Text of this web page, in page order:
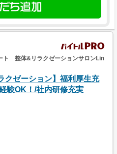
ト 整体&リラクゼーションサロンLin
クゼーション】福利厚生充
験OK！/社内研修充実